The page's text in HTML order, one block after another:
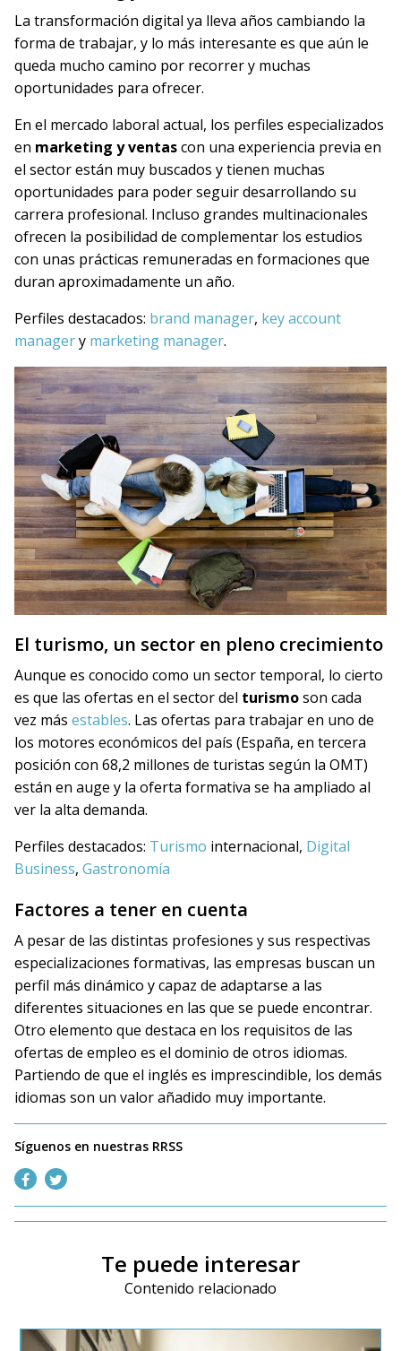
La transformación digital ya lleva años cambiando la
forma de trabajar, y lo más interesante es que aún le
queda mucho camino por recorrer y muchas
oportunidades para ofrecer.
En el mercado laboral actual, los perfiles especializados
en marketing y ventascon una experiencia previa en
el sector están muy buscados y tienen muchas
oportunidades para poder seguir desarrollando su
carrera profesional. Incluso grandes multinacionales
ofrecen la posibilidad de complementar los estudios
con unas prácticas remuneradas en formaciones que
duran aproximadamente un año.
Perfiles destacados: brand manager, key account
managery marketing manager.
El turismo, un sector en pleno crecimiento
Aunque es conocido como un sector temporal, lo cierto
es que las ofertas en el sector del turismoson cada
vez más estables. Las ofertas para trabajar en uno de
los motores económicos del país (España, en tercera
posición con 68,2 millones de turistas según la OMT)
están en auge y la oferta formativa se ha ampliado al
ver la alta demanda.
Perfiles destacados: Turismo internacional, Digital
Business, Gastronomía
Factores a tener en cuenta
A pesar de las distintas profesiones y sus respectivas
especializaciones formativas, las empresas buscan un
perfil más dinámico y capaz de adaptarse a las
diferentes situaciones en las que se puede encontrar.
Otro elemento que destaca en los requisitos de las
ofertas de empleo es el dominio de otros idiomas.
Partiendo de que el inglés es imprescindible, los demás
idiomas son un valor añadido muy importante.
Síguenos en nuestras RRSS
Te puede interesar
Contenido relacionado